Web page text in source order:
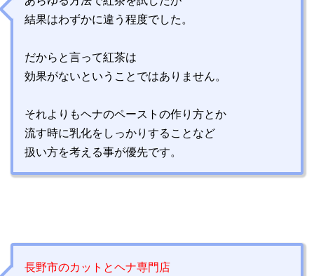
結果はわずかに違う程度でした。
だからと言って紅茶は
効果がないということではありません。
それよりもヘナのペーストの作り方とか
流す時に乳化をしっかりすることなど
扱い方を考える事が優先です。
長野市のカットとヘナ専門店